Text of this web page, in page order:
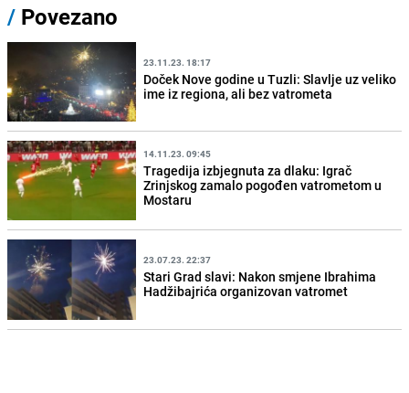
/ Povezano
23.11.23. 18:17
Doček Nove godine u Tuzli: Slavlje uz veliko
ime iz regiona, ali bez vatrometa
14.11.23. 09:45
Tragedija izbjegnuta za dlaku: Igrač
Zrinjskog zamalo pogođen vatrometom u
Mostaru
23.07.23. 22:37
Stari Grad slavi: Nakon smjene Ibrahima
Hadžibajrića organizovan vatromet